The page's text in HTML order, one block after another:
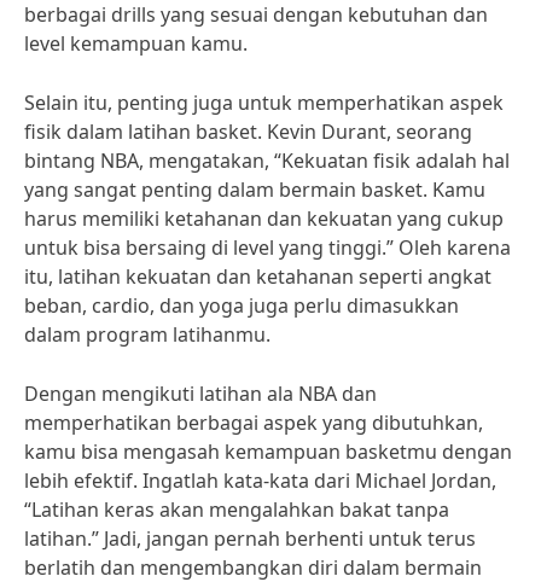
berbagai drills yang sesuai dengan kebutuhan dan
level kemampuan kamu.
Selain itu, penting juga untuk memperhatikan aspek
fisik dalam latihan basket. Kevin Durant, seorang
bintang NBA, mengatakan, “Kekuatan fisik adalah hal
yang sangat penting dalam bermain basket. Kamu
harus memiliki ketahanan dan kekuatan yang cukup
untuk bisa bersaing di level yang tinggi.” Oleh karena
itu, latihan kekuatan dan ketahanan seperti angkat
beban, cardio, dan yoga juga perlu dimasukkan
dalam program latihanmu.
Dengan mengikuti latihan ala NBA dan
memperhatikan berbagai aspek yang dibutuhkan,
kamu bisa mengasah kemampuan basketmu dengan
lebih efektif. Ingatlah kata-kata dari Michael Jordan,
“Latihan keras akan mengalahkan bakat tanpa
latihan.” Jadi, jangan pernah berhenti untuk terus
berlatih dan mengembangkan diri dalam bermain